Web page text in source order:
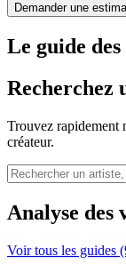
Demander une
Le guide des
Recherchez
Trouvez rapidement
créateur.
Analyse des
Voir tous les guides